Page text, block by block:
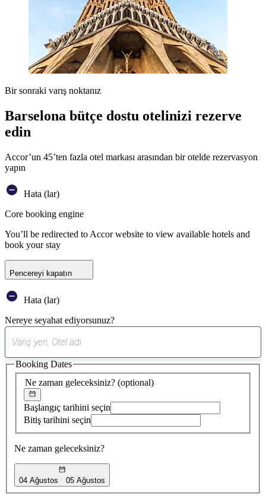
Bir sonraki varış noktanız
Barselona bütçe dostu otelinizi rezerve
edin
Accor’un 45’ten fazla otel markası arasından bir otelde rezervasyon
yapın
Hata (lar)
Core booking engine
You’ll be redirected to Accor website to view available hotels and
book your stay
Pencereyi kapatın
Hata (lar)
Nereye seyahat ediyorsunuz?
öneri
bulundu
Ne zaman geleceksiniz? (optional)
Başlangıç tarihini seçin
Bitiş tarihini seçin
Ne zaman geleceksiniz?
04 Ağustos 05 Ağustos
Booking Dates